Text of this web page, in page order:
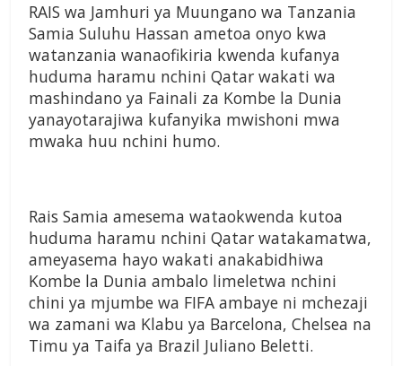
RAIS wa Jamhuri ya Muungano wa Tanzania
Samia Suluhu Hassan ametoa onyo kwa
watanzania wanaofikiria kwenda kufanya
huduma haramu nchini Qatar wakati wa
mashindano ya Fainali za Kombe la Dunia
yanayotarajiwa kufanyika mwishoni mwa
mwaka huu nchini humo.
Rais Samia amesema wataokwenda kutoa
huduma haramu nchini Qatar watakamatwa,
ameyasema hayo wakati anakabidhiwa
Kombe la Dunia ambalo limeletwa nchini
chini ya mjumbe wa FIFA ambaye ni mchezaji
wa zamani wa Klabu ya Barcelona, Chelsea na
Timu ya Taifa ya Brazil Juliano Beletti.